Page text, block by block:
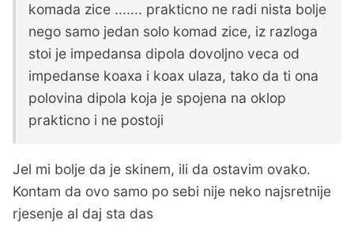
komada zice ....... prakticno ne radi nista bolje
nego samo jedan solo komad zice, iz razloga
stoi je impedansa dipola dovoljno veca od
impedanse koaxa i koax ulaza, tako da ti ona
polovina dipola koja je spojena na oklop
prakticno i ne postoji
Jel mi bolje da je skinem, ili da ostavim ovako.
Kontam da ovo samo po sebi nije neko najsretnije
rjesenje al daj sta das